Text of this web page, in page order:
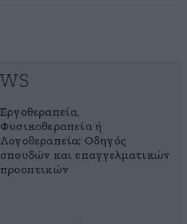
Εργοθεραπεία,
Φυσικοθεραπεία ή
Λογοθεραπεία; Οδηγός
σπουδών και επαγγελματικών
προοπτικών